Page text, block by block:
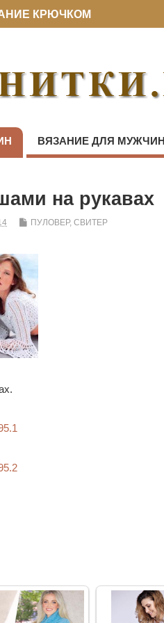
КРЮЧКОМ
ВЯЗАНИЕ ДЛЯ МУЖЧИН
на рукавах
ПУЛОВЕР, СВИТЕР